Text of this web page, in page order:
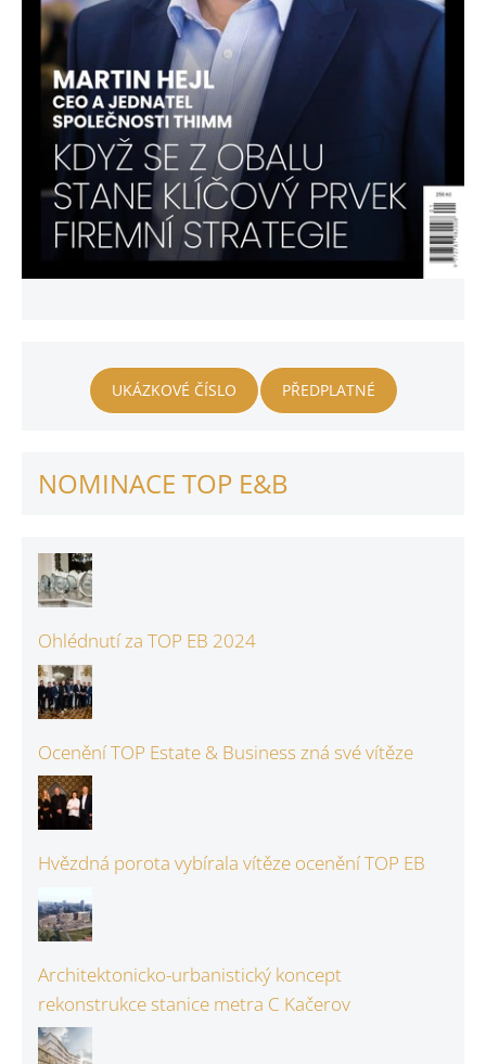
UKÁZKOVÉ ČÍSLO PŘEDPLATNÉ
NOMINACE TOP E&B
Ohlédnutí za TOP EB 2024
Ocenění TOP Estate & Business zná své vítěze
Hvězdná porota vybírala vítěze ocenění TOP EB
Architektonicko-urbanistický koncept
rekonstrukce stanice metra C Kačerov